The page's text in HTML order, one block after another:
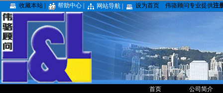
收藏本站 | 帮助中心 | 网站导航 | 设为首页 伟骆顾问专业提供注
首页 公司简介